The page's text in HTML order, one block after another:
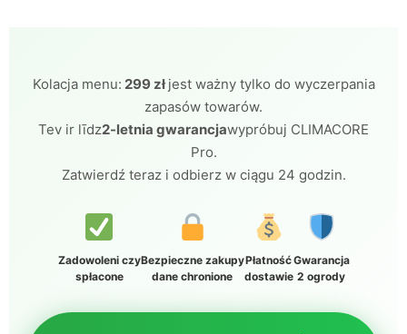
Kolacja menu: 299 złjest ważny tylko do wyczerpania
zapasów towarów.
Tev ir līdz2-letnia gwarancjawypróbuj CLIMACORE
Pro.
Zatwierdź teraz i odbierz w ciągu 24 godzin.
Zadowoleni czy
spłacone
Bezpieczne zakupy
dane chronione
Płatność
dostawie
Gwarancja
2 ogrody